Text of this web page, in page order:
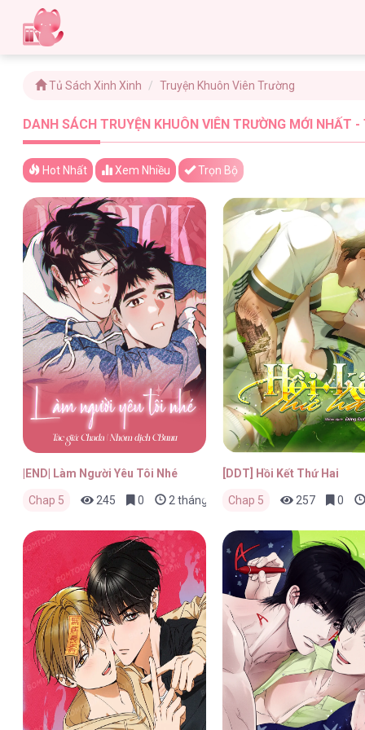
Tủ Sách Xinh Xinh Truyện Khuôn Viên Trường
DANH SÁCH TRUYỆN KHUÔN VIÊN TRƯỜNG MỚI NHẤT
Hot Nhất Xem Nhiều Trọn Bộ
|END| Làm Người Yêu Tôi Nhé
Chap 5 245 0 2 tháng trước
[DDT] Hồi Kết Thứ Hai
Chap 5 257 0